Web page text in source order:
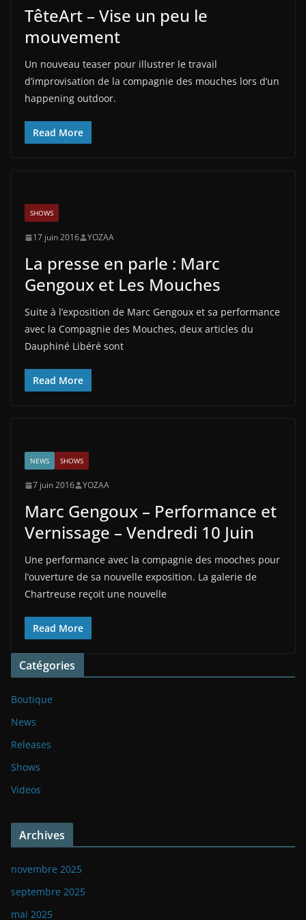
TêteArt – Vise un peu le
mouvement
Un nouveau teaser pour illustrer le travail
d’improvisation de la compagnie des mouches lors d’un
happening outdoor.
Read More
SHOWS
17 juin 2016 YOZAA
La presse en parle : Marc
Gengoux et Les Mouches
Suite à l’exposition de Marc Gengoux et sa performance
avec la Compagnie des Mouches, deux articles du
Dauphiné Libéré sont
Read More
NEWS SHOWS
7 juin 2016 YOZAA
Marc Gengoux – Performance et
Vernissage – Vendredi 10 Juin
Une performance avec la compagnie des mooches pour
l’ouverture de sa nouvelle exposition. La galerie de
Chartreuse reçoit une nouvelle
Read More
Catégories
Boutique
News
Releases
Shows
Videos
Archives
novembre 2025
septembre 2025
mai 2025